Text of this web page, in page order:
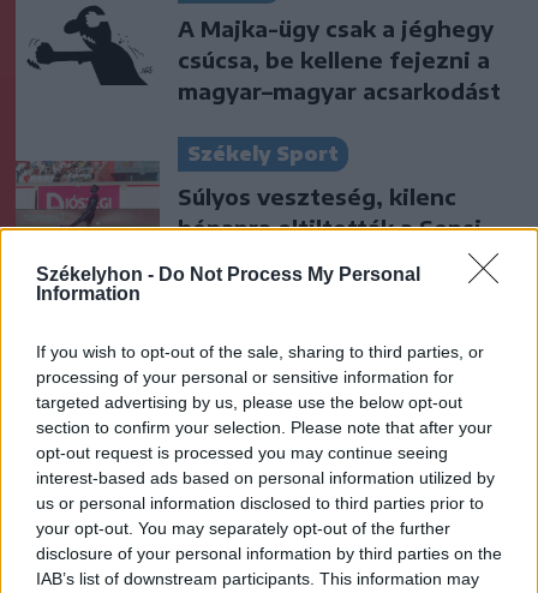
Székelyhon - Do Not Process My Personal
Information
If you wish to opt-out of the sale, sharing to third parties, or
processing of your personal or sensitive information for
targeted advertising by us, please use the below opt-out
section to confirm your selection. Please note that after your
opt-out request is processed you may continue seeing
interest-based ads based on personal information utilized by
us or personal information disclosed to third parties prior to
your opt-out. You may separately opt-out of the further
disclosure of your personal information by third parties on the
IAB’s list of downstream participants. This information may
A Majka-ügy csak a jéghegy
csúcsa, be kellene fejezni a
magyar–magyar acsarkodást
Székely Sport
Súlyos veszteség, kilenc
hónapra eltiltották a Sepsi
Sándor Ella: Na, indíts, s
menjünk!